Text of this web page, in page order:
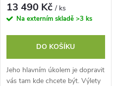
13 490 Kč/ ks
Na externím skladě >3 ks
DO KOŠÍKU
Jeho hlavním úkolem je dopravit
vás tam kde chcete být. Výlety